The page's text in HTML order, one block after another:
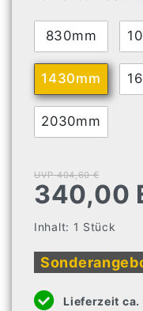
830mm
1430mm
2030mm
UVP 404,60 €
340,00
Inhalt: 1 Stück
Lieferzeit ca.